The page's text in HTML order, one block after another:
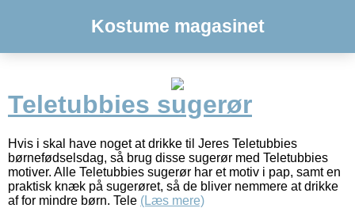
Kostume magasinet
Teletubbies sugerør
Hvis i skal have noget at drikke til Jeres Teletubbies
børnefødselsdag, så brug disse sugerør med Teletubbies
motiver. Alle Teletubbies sugerør har et motiv i pap, samt en
praktisk knæk på sugerøret, så de bliver nemmere at drikke
af for mindre børn. Tele (Læs mere)